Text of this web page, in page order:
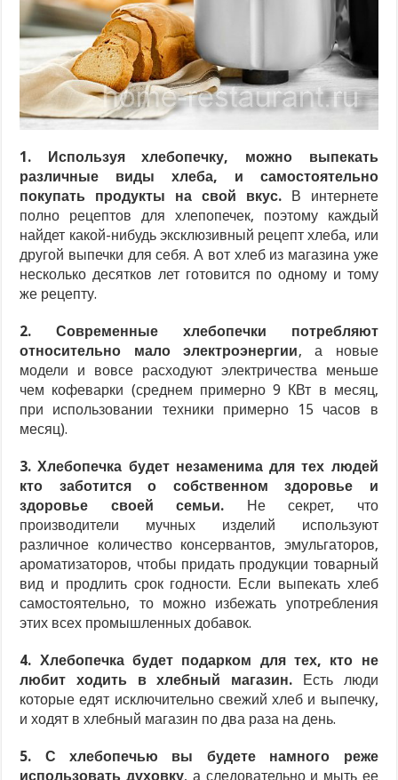
1. Используя хлебопечку, можно выпекать
различные виды хлеба, и самостоятельно
покупать продукты на свой вкус.В интернете
полно рецептов для хлепопечек, поэтому каждый
найдет какой-нибудь эксклюзивный рецепт хлеба, или
другой выпечки для себя. А вот хлеб из магазина уже
несколько десятков лет готовится по одному и тому
же рецепту.
2. Современные хлебопечки потребляют
относительно мало электроэнергии, а новые
модели и вовсе расходуют электричества меньше
чем кофеварки (среднем примерно 9 КВт в месяц,
при использовании техники примерно 15 часов в
месяц).
3. Хлебопечка будет незаменима для тех людей
кто заботится о собственном здоровье и
здоровье своей семьи. Не секрет, что
производители мучных изделий используют
различное количество консервантов, эмульгаторов,
ароматизаторов, чтобы придать продукции товарный
вид и продлить срок годности. Если выпекать хлеб
самостоятельно, то можно избежать употребления
этих всех промышленных добавок.
4. Хлебопечка будет подарком для тех, кто не
любит ходить в хлебный магазин. Есть люди
которые едят исключительно свежий хлеб и выпечку,
и ходят в хлебный магазин по два раза на день.
5. С хлебопечью вы будете намного реже
использовать духовку, а следовательно и мыть ее